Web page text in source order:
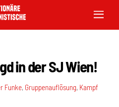
in der SJ Wien!
Funke, Gruppenauflösung, Kampf